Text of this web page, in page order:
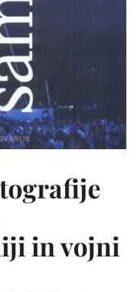
in vojni